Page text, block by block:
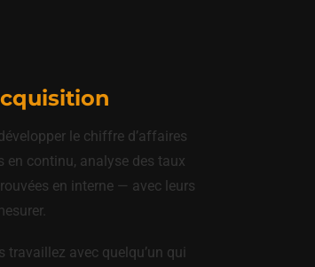
le chiffre d’affaires
en continu, analyse des taux
en interne — avec leurs
avec quelqu’un qui